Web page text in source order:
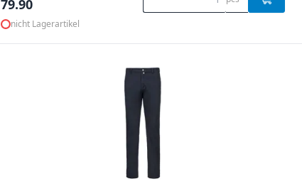
79.90
nicht Lagerartikel